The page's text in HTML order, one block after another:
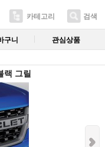
카테고리 검색
구니 관심상품
랙 그릴